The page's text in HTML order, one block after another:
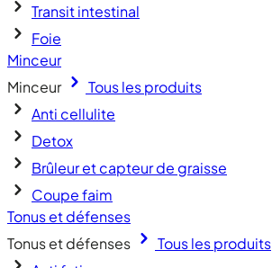
Transit intestinal
Foie
Minceur
Minceur
Tous les produits
Anti cellulite
Detox
Brûleur et capteur de graisse
Coupe faim
Tonus et défenses
Tonus et défenses
Tous les produits